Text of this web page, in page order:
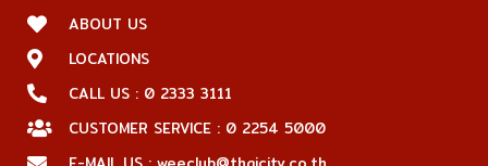
ABOUT US
LOCATIONS
CALL US : 0 2333 3111
CUSTOMER SERVICE : 0 2254 5000